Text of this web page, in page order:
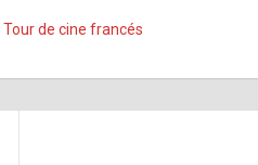
Tour de cine francés